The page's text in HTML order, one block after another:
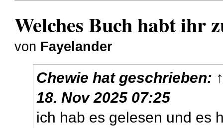
Welches Buch habt ihr
von Fayelander
Chewie hat geschrieben:
18. Nov 2025 07:25
ich hab es gelesen und es